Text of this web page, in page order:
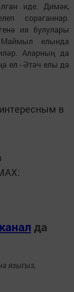
иде. Димәк,
сораганнар.
ия булулары
елында
Аларның да
ел - Әтәч елы да
в
да
языгыз,